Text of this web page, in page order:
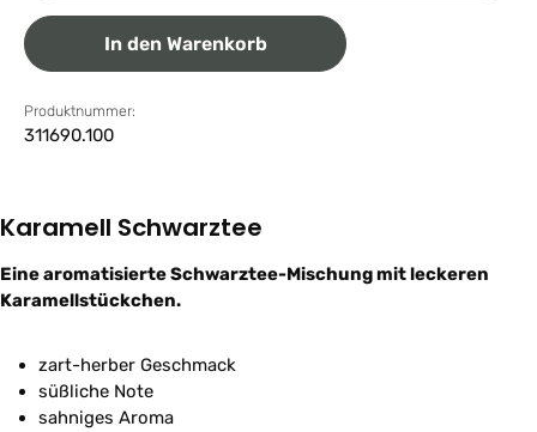
In den Warenkorb
Produktnummer:
311690.100
Karamell Schwarztee
Eine aromatisierte Schwarztee-Mischung mit leckeren
Karamellstückchen.
zart-herber Geschmack
süßliche Note
sahniges Aroma